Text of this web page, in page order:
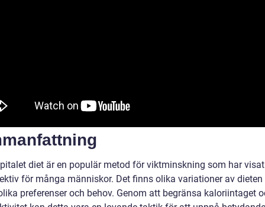
diet är en populär metod för viktminskning som har
för många människor. Det finns olika variationer av dieten
preferenser och behov. Genom att begränsa kaloriintaget